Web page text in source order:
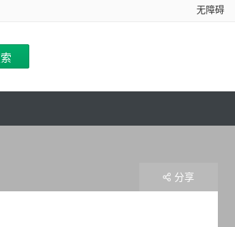
无障碍
分享